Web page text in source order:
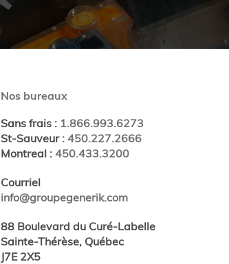
Nos bureaux
Sans frais: 1.866.993.6273
St-Sauveur: 450.227.2666
Montreal: 450.433.3200
Courriel
info@groupegenerik.com
88 Boulevard du Curé-Labelle
Sainte-Thérèse, Québec
J7E 2X5